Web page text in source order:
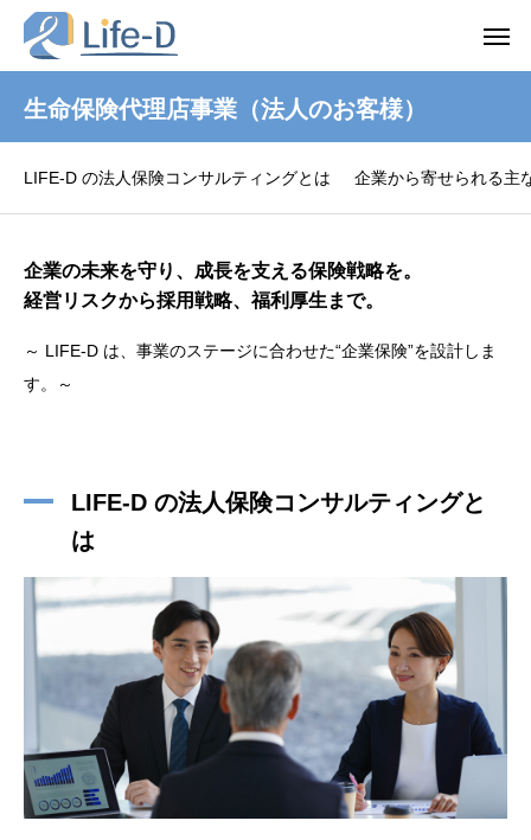
生命保険代理店事業（法人のお客様）
LIFE-D の法人保険コンサルティングとは 企業から寄せられる主
企業の未来を守り、成長を支える保険戦略を。
経営リスクから採用戦略、福利厚生まで。
～ LIFE-D は、事業のステージに合わせた“企業保険”を設計しま
す。～
LIFE-D の法人保険コンサルティングと
は